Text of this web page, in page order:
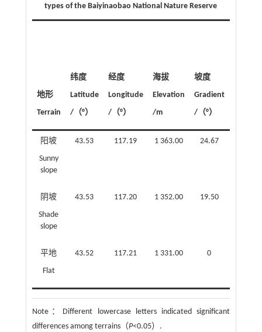
types of the Baiyinaobao National Nature Reserve
地形
Terrain
纬度
Latitude
/（°）
经度
Longitude
/（°）
海拔
Elevation
/m
坡度
Gradient
/（°）
阳坡
Sunny
slope
43.53 117.19 1 363.00 24.67
阴坡
Shade
slope
43.53 117.20 1 352.00 19.50
平地
Flat
43.52 117.21 1 331.00 0
Note： Different lowercase letters indicated significant
differences among terrains（P<0.05）.